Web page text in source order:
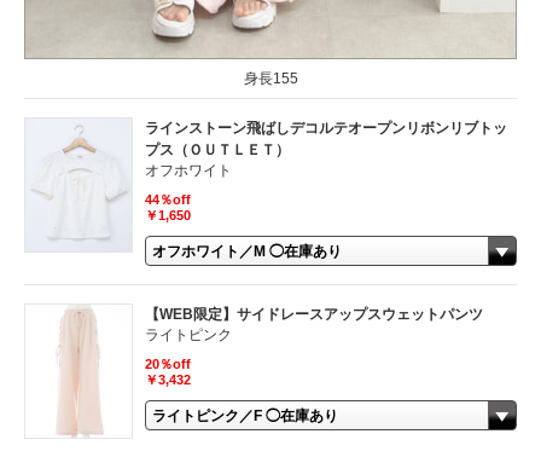
身長155
ラインストーン飛ばしデコルテオープンリボンリブトッ
プス（ＯＵＴＬＥＴ）
オフホワイト
44％off
￥1,650
【WEB限定】サイドレースアップスウェットパンツ
ライトピンク
20％off
￥3,432